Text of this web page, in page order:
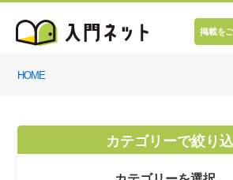
掲載を
HOME
カテゴリーで絞り